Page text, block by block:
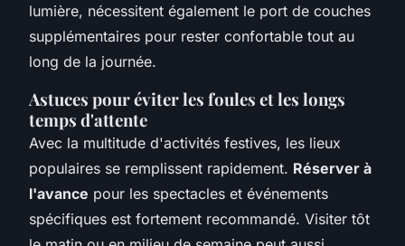
lumière, nécessitent également le port de couches
supplémentaires pour rester confortable tout au
long de la journée.
Astuces pour éviter les foules et les longs
temps d'attente
Avec la multitude d'activités festives, les lieux
populaires se remplissent rapidement. Réserver à
l'avance pour les spectacles et événements
spécifiques est fortement recommandé. Visiter tôt